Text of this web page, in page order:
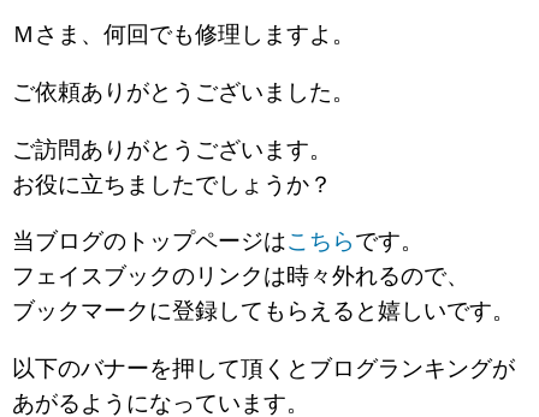
Ｍさま、何回でも修理しますよ。
ご依頼ありがとうございました。
ご訪問ありがとうございます。
お役に立ちましたでしょうか？
当ブログのトップページはこちらです。
フェイスブックのリンクは時々外れるので、
ブックマークに登録してもらえると嬉しいです。
以下のバナーを押して頂くとブログランキングが
あがるようになっています。